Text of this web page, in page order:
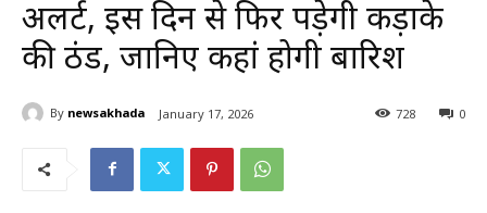
अलर्ट, इस दिन से फिर पड़ेगी कड़ाके
की ठंड, जानिए कहां होगी बारिश
By newsakhada January 17, 2026 0
728